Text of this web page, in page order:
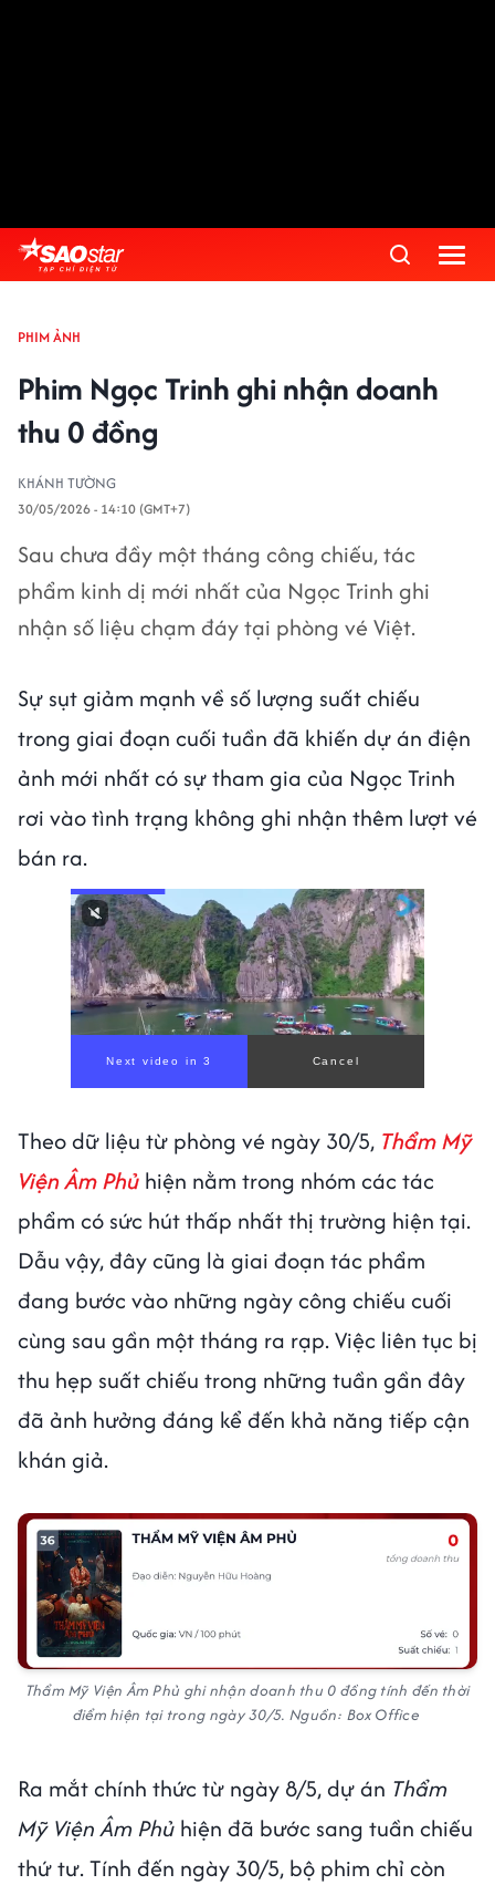
PHIM ẢNH
Phim Ngọc Trinh ghi nhận doanh
thu 0 đồng
KHÁNH TƯỜNG
30/05/2026 - 14:10 (GMT+7)
Sau chưa đầy một tháng công chiếu, tác
phẩm kinh dị mới nhất của Ngọc Trinh ghi
nhận số liệu chạm đáy tại phòng vé Việt.
Sự sụt giảm mạnh về số lượng suất chiếu
trong giai đoạn cuối tuần đã khiến dự án điện
ảnh mới nhất có sự tham gia của Ngọc Trinh
rơi vào tình trạng không ghi nhận thêm lượt vé
bán ra.
Next video in 1 Cancel
Theo dữ liệu từ phòng vé ngày 30/5, Thẩm Mỹ
Viện Âm Phủ hiện nằm trong nhóm các tác
phẩm có sức hút thấp nhất thị trường hiện tại.
Dẫu vậy, đây cũng là giai đoạn tác phẩm
đang bước vào những ngày công chiếu cuối
cùng sau gần một tháng ra rạp. Việc liên tục bị
thu hẹp suất chiếu trong những tuần gần đây
đã ảnh hưởng đáng kể đến khả năng tiếp cận
khán giả.
Thẩm Mỹ Viện Âm Phủ ghi nhận doanh thu 0 đồng tính đến thời
điểm hiện tại trong ngày 30/5. Nguồn: Box Office
Ra mắt chính thức từ ngày 8/5, dự án Thẩm
Mỹ Viện Âm Phủ hiện đã bước sang tuần chiếu
thứ tư. Tính đến ngày 30/5, bộ phim chỉ còn